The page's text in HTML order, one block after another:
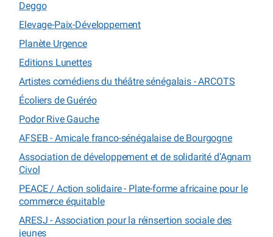
Deggo
Elevage-Paix-Développement
Planète Urgence
Editions Lunettes
Artistes comédiens du théâtre sénégalais - ARCOTS
Écoliers de Guéréo
Podor Rive Gauche
AFSEB - Amicale franco-sénégalaise de Bourgogne
Association de développement et de solidarité d’Agnam
Civol
PEACE / Action solidaire - Plate-forme africaine pour le
commerce équitable
ARESJ - Association pour la réinsertion sociale des
jeunes